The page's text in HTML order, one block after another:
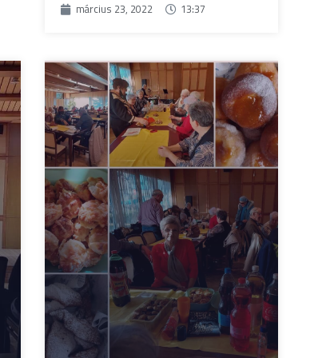
március 23, 2022 13:37